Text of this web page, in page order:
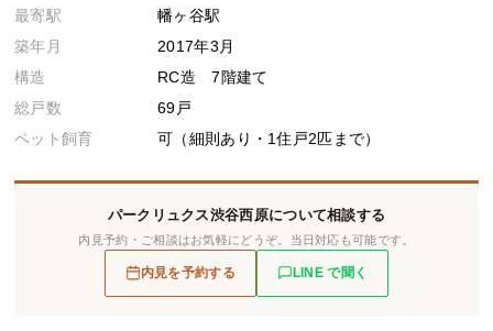
最寄駅
幡ヶ谷駅
築年月
2017年3月
構造
RC造 7階建て
総戸数
69戸
ペット飼育
可（細則あり・1住戸2匹まで）
パークリュクス渋谷西原について相談する
内見予約・ご相談はお気軽にどうぞ。当日対応も可能です。
内見を予約する LINE で聞く